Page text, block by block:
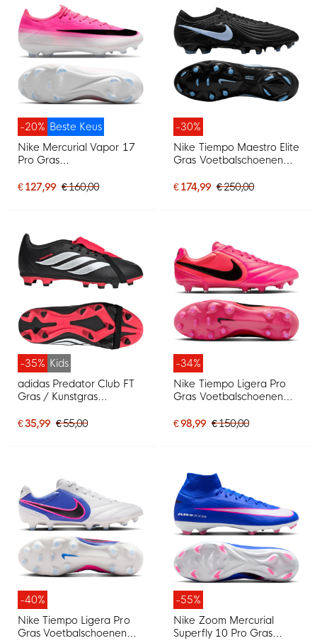
Beste Keus
-20%
Nike Mercurial Vapor 17
Pro Gras
Felroze Wit Zwart
€ 127,99 € 160,00
-30%
Nike Tiempo Maestro Elite
Gras Voetbalschoenen
€ 174,99 € 250,00
-35% Kids
adidas Predator Club FT
Gras / Kunstgras
Kids Zwart Wit Rood
€ 35,99 € 55,00
-34%
Nike Tiempo Ligera Pro
Gras Voetbalschoenen
€ 98,99 € 150,00
-40%
Nike Tiempo Ligera Pro
Gras Voetbalschoenen
-55%
Nike Zoom Mercurial
Superfly 10 Pro Gras